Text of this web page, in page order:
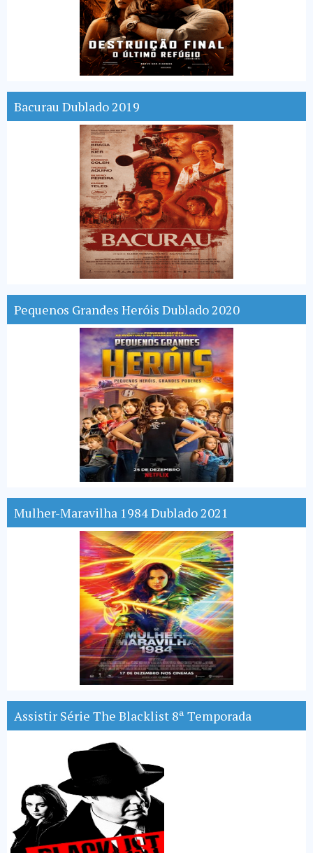
Bacurau Dublado 2019
Pequenos Grandes Heróis Dublado 2020
Mulher-Maravilha 1984 Dublado 2021
Assistir Série The Blacklist 8ª Temporada